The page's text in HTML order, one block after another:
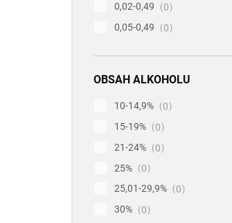
0,02-0,49
0
0,05-0,49
0
OBSAH ALKOHOLU
10-14,9%
0
15-19%
0
21-24%
0
25%
0
25,01-29,9%
0
30%
0